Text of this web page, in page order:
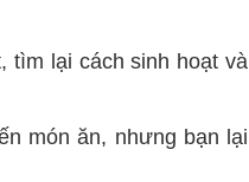
tìm lại cách sinh hoạt và
món ăn, nhưng bạn lại